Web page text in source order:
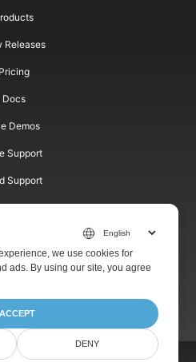
Releases
Pricing
Docs
Demos
Support
Support
Websites
we use cookies for
ads. By using our site, you agree
ACCEPT
DENY